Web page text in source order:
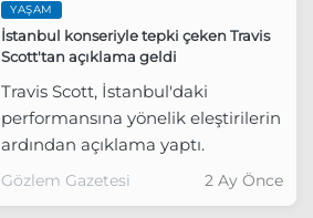
YAŞAM
İstanbul konseriyle tepki çeken Travis
Scott'tan açıklama geldi
Travis Scott, İstanbul'daki
performansına yönelik eleştirilerin
ardından açıklama yaptı.
Gözlem Gazetesi 2 Ay Önce